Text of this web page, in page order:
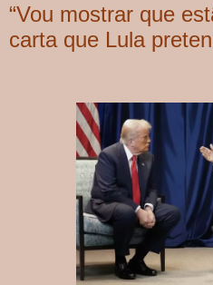
“Vou mostrar que
carta que Lula